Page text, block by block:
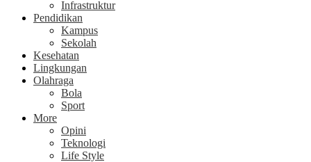
Infrastruktur
Pendidikan
Kampus
Sekolah
Kesehatan
Lingkungan
Olahraga
Bola
Sport
More
Opini
Teknologi
Life Style